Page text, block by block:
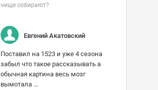
чище собирают?
Евгений Акатовский
Поставил на 1523 и уже 4 сезона
забыл что такое рассказывать а
обычная картина весь мозг
вымотала ...